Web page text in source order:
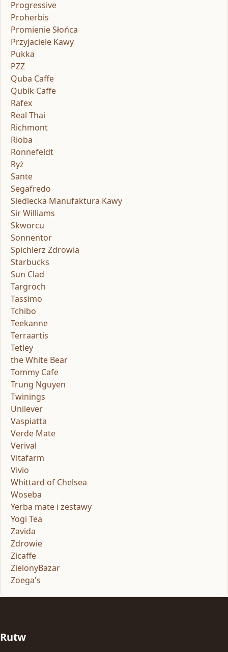
Progressive
Proherbis
Promienie Słońca
Przyjaciele Kawy
Pukka
PZZ
Quba Caffe
Qubik Caffe
Rafex
Real Thai
Richmont
Rioba
Ronnefeldt
Ryż
Sante
Segafredo
Siedlecka Manufaktura Kawy
Sir Williams
Skworcu
Sonnentor
Spichlerz Zdrowia
Starbucks
Sun Clad
Targroch
Tassimo
Tchibo
Teekanne
Terraartis
Tetley
the White Bear
Tommy Cafe
Trung Nguyen
Twinings
Unilever
Vaspiatta
Verde Mate
Verival
Vitafarm
Vivio
Whittard of Chelsea
Woseba
Yerba mate i zestawy
Yogi Tea
Zavida
Zdrowie
Zicaffe
ZielonyBazar
Zoega's
Rutw